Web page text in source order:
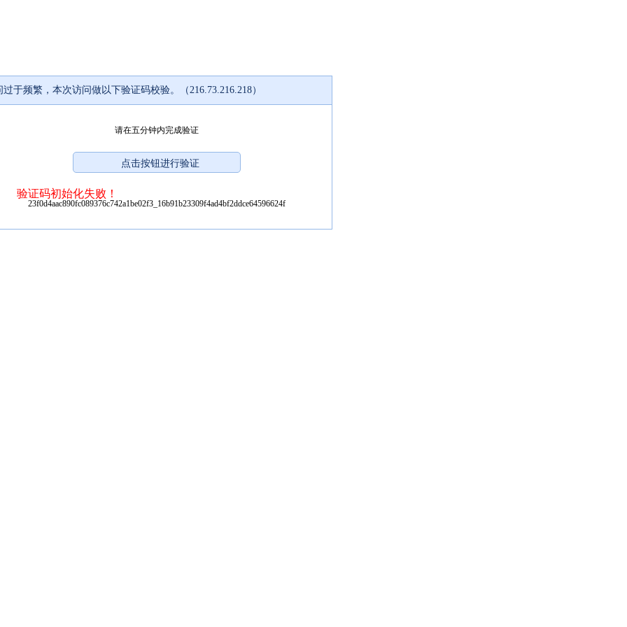
过于频繁，本次访问做以下验证码校验。（216.73.216.218）
请在五分钟内完成验证
验证码初始化失败！
23f0d4aac890fc089376c742a1be02f3_16b91b23309f4ad4bf2ddce64596624f